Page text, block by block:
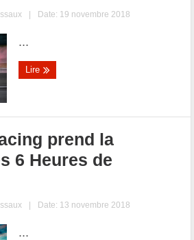
| Date: 19 novembre 2018
...
Lire
prend la
6 Heures de
| Date: 13 novembre 2018
...